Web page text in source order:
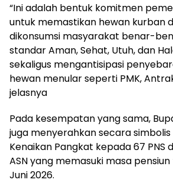
“Ini adalah bentuk komitmen
untuk memastikan hewan kurban
dikonsumsi masyarakat benar-
standar Aman, Sehat, Utuh, dan
sekaligus mengantisipasi
hewan menular seperti PMK,
jelasnya
Pada kesempatan yang sama,
juga menyerahkan secara
Kenaikan Pangkat kepada 67 PNS
ASN yang memasuki masa
Juni 2026.